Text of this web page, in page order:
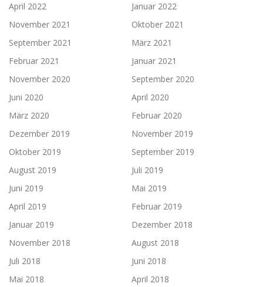
April 2022
Januar 2022
November 2021
Oktober 2021
September 2021
März 2021
Februar 2021
Januar 2021
November 2020
September 2020
Juni 2020
April 2020
März 2020
Februar 2020
Dezember 2019
November 2019
Oktober 2019
September 2019
August 2019
Juli 2019
Juni 2019
Mai 2019
April 2019
Februar 2019
Januar 2019
Dezember 2018
November 2018
August 2018
Juli 2018
Juni 2018
Mai 2018
April 2018